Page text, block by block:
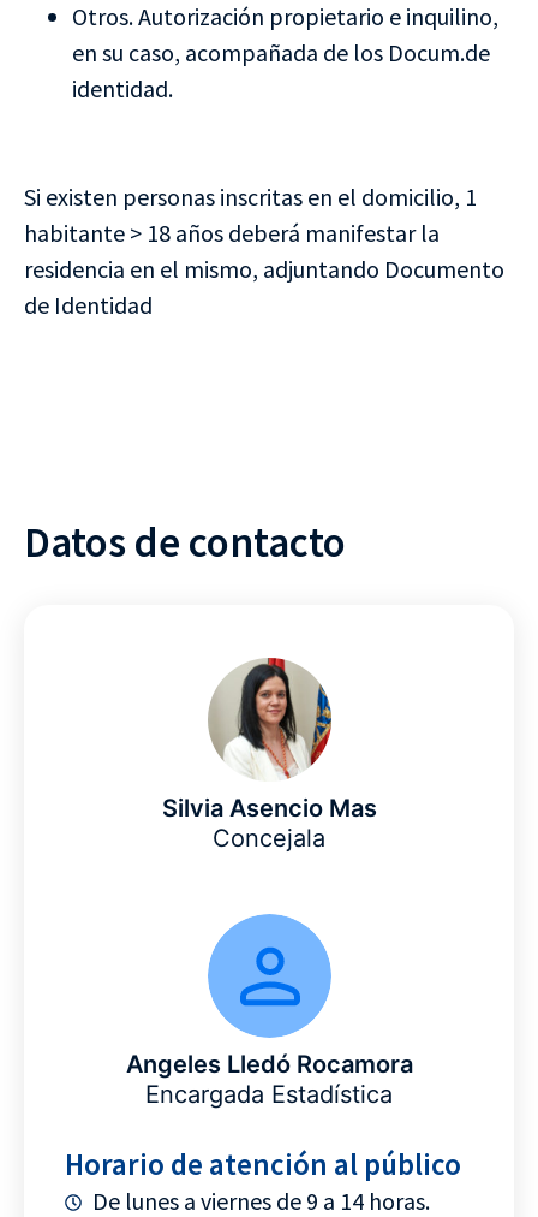
Otros. Autorización propietario e inquilino,
en su caso, acompañada de los Docum.de
identidad.
Si existen personas inscritas en el domicilio, 1
habitante > 18 años deberá manifestar la
residencia en el mismo, adjuntando Documento
de Identidad
Datos de contacto
Silvia Asencio Mas
Concejala
Angeles Lledó Rocamora
Encargada Estadística
Horario de atención al público
De lunes a viernes de 9 a 14 horas.